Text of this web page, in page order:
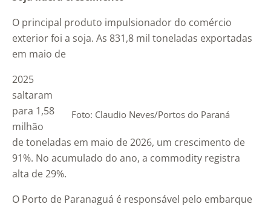
O principal produto impulsionador do comércio
exterior foi a soja. As 831,8 mil toneladas exportadas
em maio de
Foto: Claudio Neves/Portos do Paraná
2025
saltaram
para 1,58
milhão
de toneladas em maio de 2026, um crescimento de
91%. No acumulado do ano, a commodity registra
alta de 29%.
O Porto de Paranaguá é responsável pelo embarque